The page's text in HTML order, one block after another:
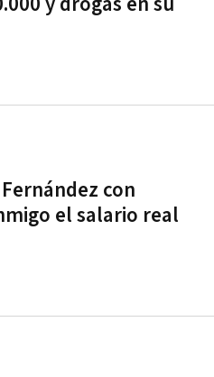
con
el salario real